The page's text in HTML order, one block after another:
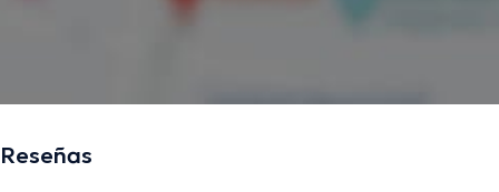
Reseñas